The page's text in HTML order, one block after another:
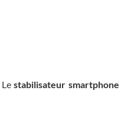
Lestabilisateur smartphone